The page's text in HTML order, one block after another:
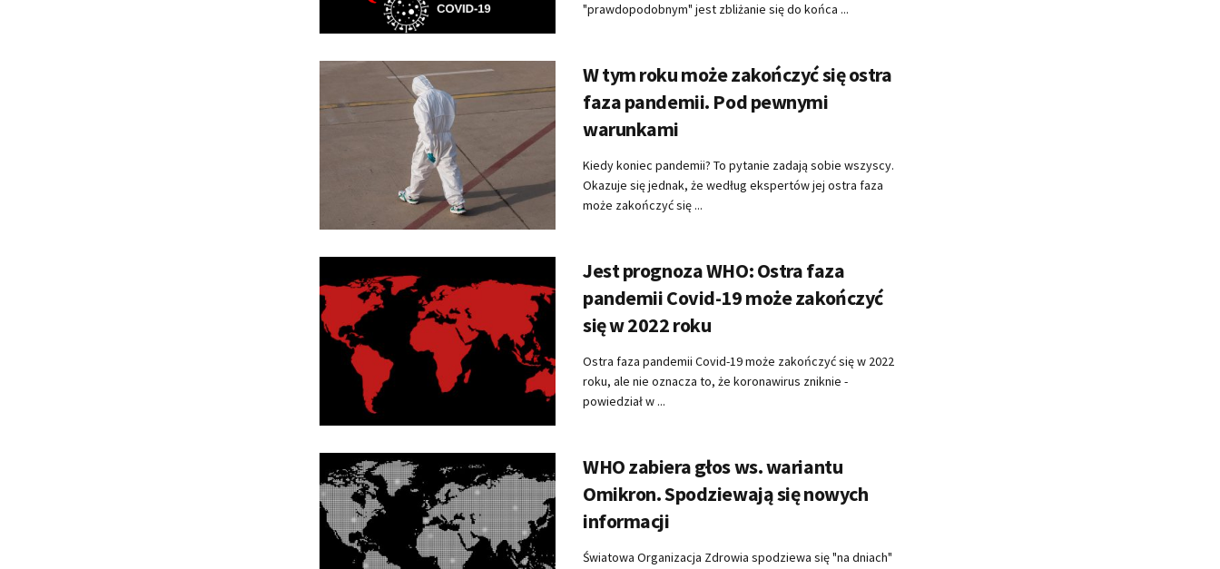
"prawdopodobnym" jest zbliżanie się do końca ...
W tym roku może zakończyć się ostra
faza pandemii. Pod pewnymi
warunkami
Kiedy koniec pandemii? To pytanie zadają sobie wszyscy.
Okazuje się jednak, że według ekspertów jej ostra faza
może zakończyć się ...
Jest prognoza WHO: Ostra faza
pandemii Covid-19 może zakończyć
się w 2022 roku
Ostra faza pandemii Covid-19 może zakończyć się w 2022
roku, ale nie oznacza to, że koronawirus zniknie -
powiedział w ...
WHO zabiera głos ws. wariantu
Omikron. Spodziewają się nowych
informacji
Światowa Organizacja Zdrowia spodziewa się "na dniach"